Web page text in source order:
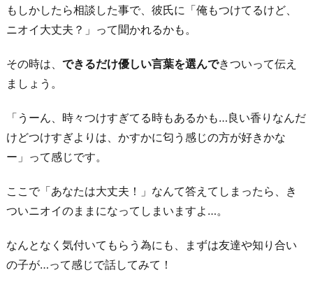
え
て
な
た
も
水
を
つ
け
もしかしたら相談した事で、彼氏に「俺もつけてるけど、
ニオイ大丈夫？」って聞かれるかも。
その時は、 できるだけ優しい言葉を選んできついって伝え
ましょう。
「うーん、時々つけすぎてる時もあるかも…良い香りなんだ
けどつけすぎよりは、かすかに匂う感じの方が好きかな
ー」って感じです。
ここで「あなたは大丈夫！」なんて答えてしまったら、き
ついニオイのままになってしまいますよ…。
なんとなく気付いてもらう為にも、まずは友達や知り合い
の子が…って感じで話してみて！